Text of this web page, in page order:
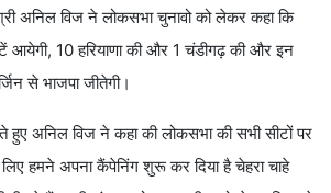
श्री अनिल विज ने लोकसभा चुनावो को लेकर कहा कि
आयेगी, 10 हरियाणा की और 1 चंडीगढ़ की और इन
से भाजपा जीतेगी।
हुए अनिल विज ने कहा की लोकसभा की सभी सीटों पर
हमने अपना कैंपेनिंग शुरू कर दिया है चेहरा चाहे